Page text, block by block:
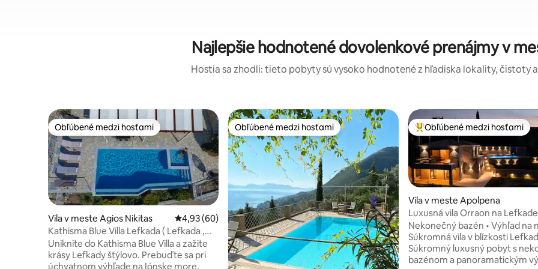
Najlepšie hodnotené dovolenkové prenájmy v
Hostia sa zhodli: tieto pobyty sú vysoko hodnotené z hľadiska lokality, čistoty
Obľúbené medzi hosťami
Obľúbené medzi hosťami
Vila v meste Agios Nikitas Priemerné ohodnotenie 4,93 z 5, počet hodnotení: 60
4,93 (60)
Kathisma Blue Villa Lefkada ( Lefkada ,
Kathisma )
Uniknite do Kathisma Blue Villa a zažite
krásy Lefkady štýlovo. Prebuďte sa pri
úchvatnom výhľade na Iónske more,
Obľúbené medzi hosťami
Obľúbené medzi hosťami Najobľúbenejšie medzi hosťami
Obľúbené medzi hosťami
Vila v meste Apolpena
Luxusná vila Orraon na
Panoramatický výhľad a bazén
Nekonečný bazén • Výhľad na
Súkromná vila v blízkosti
Súkromný luxusný pobyt s
bazénom a panoramatickým